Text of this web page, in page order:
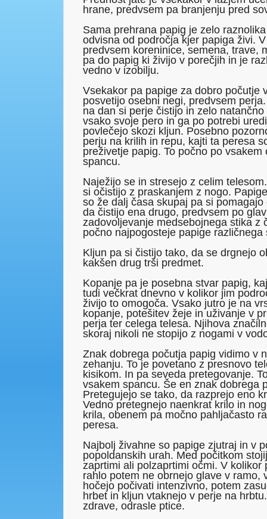
hrane, predvsem pa branjenju pred
Sama prehrana papig je zelo
odvisna od področja kjer papiga živi.
predvsem koreninice, semena, trave,
pa do papig ki živijo v porečjih in je
vedno v izobilju.
Vsekakor pa papige za dobro počutje
posvetijo osebni negi, predvsem
na dan si perje čistijo in zelo
vsako svoje pero in ga po potrebi
povlečejo skozi kljun. Posebno
perju na krilih in repu, kajti ta peresa
preživetje papig. To počno po vsakem
spancu.
Naježijo se in stresejo z celim
si očistijo z praskanjem z nogo.
so že dalj časa skupaj pa si pomagajo
da čistijo ena drugo, predvsem po
zadovoljevanje medsebojnega stika z
počno najpogosteje papige različnega
Kljun pa si čistijo tako, da se drgnejo
kakšen drug trši predmet.
Kopanje pa je posebna stvar papig,
tudi večkrat dnevno v kolikor jim
živijo to omogoča. Vsako jutro je na
kopanje, potešitev žeje in uživanje v
perja ter celega telesa. Njihova
skoraj nikoli ne stopijo z nogami v
Znak dobrega počutja papig vidimo v
zehanju. To je povetano z presnovo
kisikom. In pa seveda pretegovanje.
vsakem spancu. Še en znak dobrega
Pretegujejo se tako, da razprejo eno
Vedno pretegnejo naenkrat krilo in
krila, obenem pa močno pahljačasto
peresa.
Najbolj živahne so papige zjutraj in v
popoldanskih urah. Med počitkom
zaprtimi ali polzaprtimi očmi. V kolikor
rahlo potem ne obrnejo glave v ramo,
hočejo počivati intenzivno, potem
hrbet in kljun vtaknejo v perje na
zdrave, odrasle ptice.